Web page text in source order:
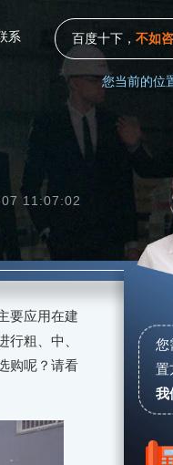
系 百度十下， 不如
您当前的位
11:07:02
要应用在建
粗、中、
购呢？请看
您
置
我